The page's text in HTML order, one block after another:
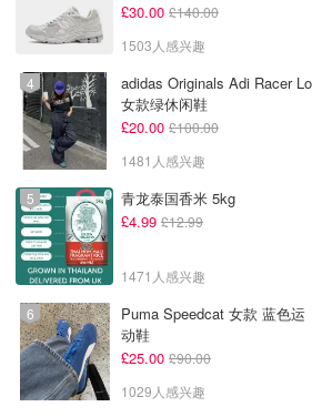
£30.00 £140.00
1503人感兴趣
adidas Originals Adi Racer Lo
女款绿休闲鞋
£20.00 £100.00
1481人感兴趣
青龙泰国香米 5kg
£4.99 £12.99
1471人感兴趣
Puma Speedcat 女款 蓝色运
动鞋
£25.00 £90.00
1029人感兴趣